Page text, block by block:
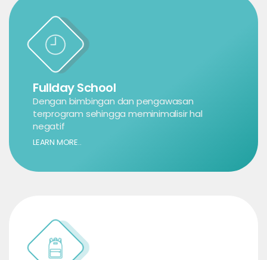
Fullday School
Dengan bimbingan dan pengawasan
terprogram sehingga meminimalisir hal
negatif
LEARN MORE..